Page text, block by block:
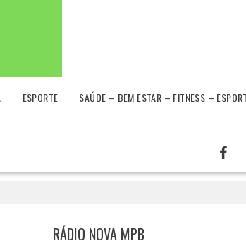
ESPORTE
SAÚDE – BEM ESTAR – FITNESS –
RÁDIO NOVA MPB